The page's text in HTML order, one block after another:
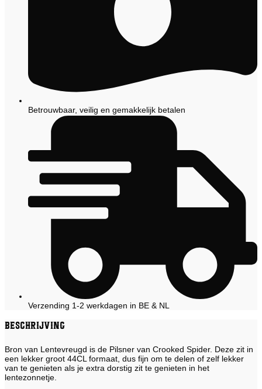
Betrouwbaar, veilig en gemakkelijk betalen
Verzending 1-2 werkdagen in BE & NL
Beschrijving
Bron van Lentevreugd is de Pilsner van Crooked Spider. Deze zit in
een lekker groot 44CL formaat, dus fijn om te delen of zelf lekker
van te genieten als je extra dorstig zit te genieten in het
lentezonnetje.